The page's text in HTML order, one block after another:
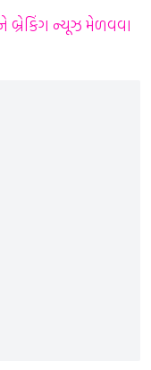
બ્રેકિંગ ન્યૂઝ મેળવવા